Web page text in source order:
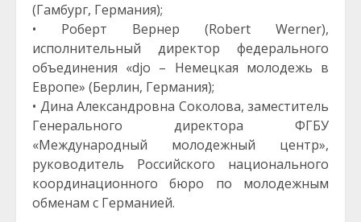
(Гамбург, Германия);
• Роберт Вернер (Robert Werner),
исполнительный директор федерального
объединения «djo – Немецкая молодежь в
Европе» (Берлин, Германия);
• Дина Александровна Соколова, заместитель
Генерального директора ФГБУ
«Международный молодежный центр»,
руководитель Российского национального
координационного бюро по молодежным
обменам с Германией.